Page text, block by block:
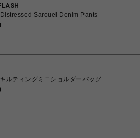
Distressed Sarouel Denim Pants
ルティングミニショルダーバッグ